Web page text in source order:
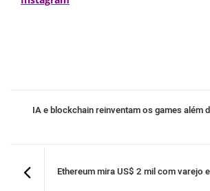
IA e blockchain reinventam os games além
Ethereum mira US$ 2 mil com varejo